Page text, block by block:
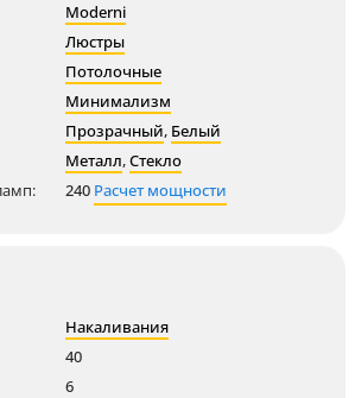
Moderni
Люстры
Потолочные
Минимализм
Прозрачный, Белый
Металл,Стекло
240 Расчет мощности
Накаливания
40
6